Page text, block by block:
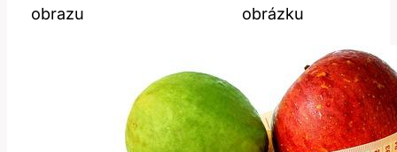
obrazu
obrázku